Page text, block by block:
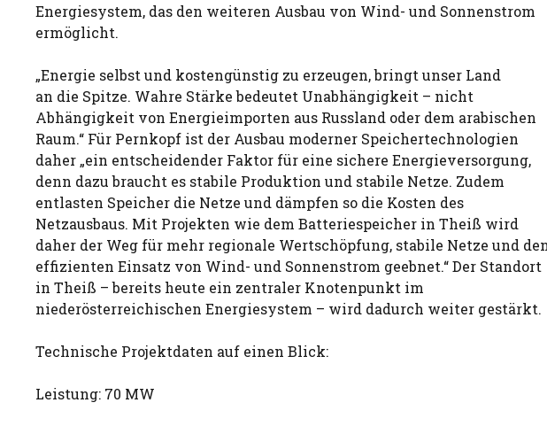
Energiesystem, das den weiteren Ausbau von Wind- und Sonnenstrom
ermöglicht.
„Energie selbst und kostengünstig zu erzeugen, bringt unser Land
an die Spitze. Wahre Stärke bedeutet Unabhängigkeit – nicht
Abhängigkeit von Energieimporten aus Russland oder dem arabischen
Raum.“ Für Pernkopf ist der Ausbau moderner Speichertechnologien
daher „ein entscheidender Faktor für eine sichere Energieversorgung,
denn dazu braucht es stabile Produktion und stabile Netze. Zudem
entlasten Speicher die Netze und dämpfen so die Kosten des
Netzausbaus. Mit Projekten wie dem Batteriespeicher in Theiß wird
daher der Weg für mehr regionale Wertschöpfung, stabile Netze und
effizienten Einsatz von Wind- und Sonnenstrom geebnet.“ Der Standort
in Theiß – bereits heute ein zentraler Knotenpunkt im
niederösterreichischen Energiesystem – wird dadurch weiter gestärkt.
Technische Projektdaten auf einen Blick:
Leistung: 70 MW